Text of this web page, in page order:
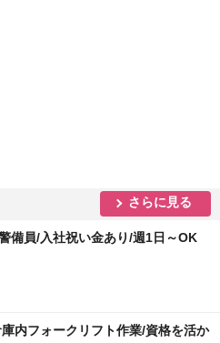
さらに見る
備員/入社祝い金あり/週1日～OK
内フォークリフト作業/資格を活か